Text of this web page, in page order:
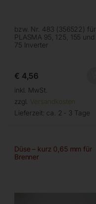
bzw. Nr. 483 (356522) für
PLASMA 95, 125, 155 und
75 Inverter
€ 4,56
inkl. MwSt.
zzgl. Versandkosten
Lieferzeit: ca. 2 - 3 Tage
Düse – kurz 0,65 mm für
Brenner